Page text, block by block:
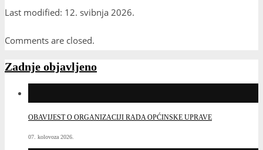
Last modified: 12. svibnja 2026.
Comments are closed.
Zadnje objavljeno
OBAVIJEST O ORGANIZACIJI RADA OPĆINSKE UPRAVE
07. kolovoza 2026.